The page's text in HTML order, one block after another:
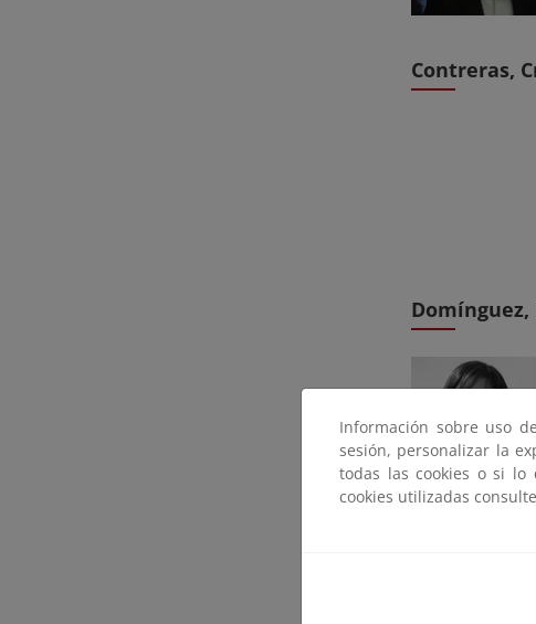
Contreras,
Domínguez,
Información sobre uso
sesión, personalizar la
todas las cookies o si lo
cookies utilizadas